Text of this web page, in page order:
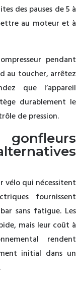
des pauses de 5 à
au moteur et à
pendant
au toucher, arrêtez
que l’appareil
durablement le
de pression.
vélo qui nécessitent
fournissent
sans fatigue. Les
mais leur coût à
rendent
initial dans un